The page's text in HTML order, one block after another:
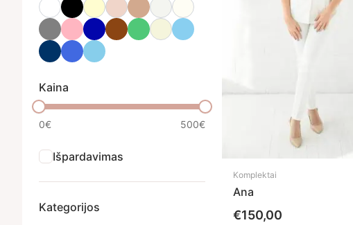
Kaina
0€ 500€
Išpardavimas
Kategorijos
Komplektai
Ana
€150,00